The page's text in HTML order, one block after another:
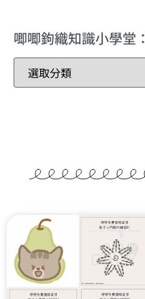
唧唧鉤織知識小學堂：